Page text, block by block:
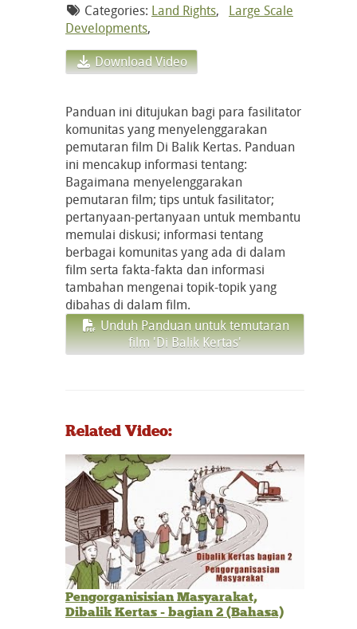
Categories: Land Rights, Large Scale
Developments,
Download Video
Panduan ini ditujukan bagi para fasilitator
komunitas yang menyelenggarakan
pemutaran film Di Balik Kertas. Panduan
ini mencakup informasi tentang:
Bagaimana menyelenggarakan
pemutaran film; tips untuk fasilitator;
pertanyaan-pertanyaan untuk membantu
memulai diskusi; informasi tentang
berbagai komunitas yang ada di dalam
film serta fakta-fakta dan informasi
tambahan mengenai topik-topik yang
dibahas di dalam film.
Unduh Panduan untuk temutaran
film 'Di Balik Kertas'
Related Video:
Pengorganisisian Masyarakat,
Dibalik Kertas - bagian 2 (Bahasa)